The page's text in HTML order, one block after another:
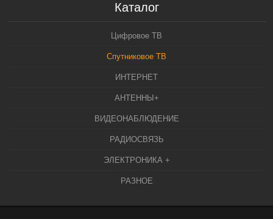
Каталог
Цифровое ТВ
Спутниковое ТВ
ИНТЕРНЕТ
АНТЕННЫ+
ВИДЕОНАБЛЮДЕНИЕ
РАДИОСВЯЗЬ
ЭЛЕКТРОНИКА +
РАЗНОЕ